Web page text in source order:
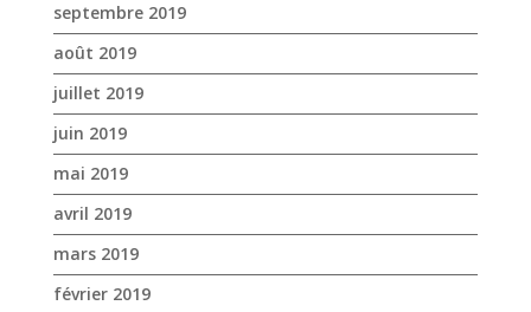
septembre 2019
août 2019
juillet 2019
juin 2019
mai 2019
avril 2019
mars 2019
février 2019